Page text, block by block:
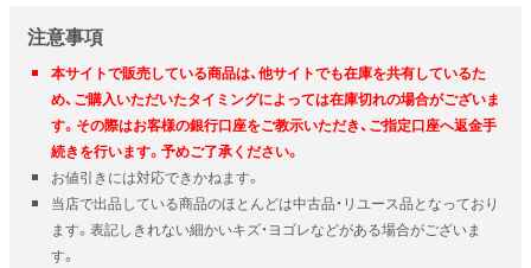
注意事項
本サイトで販売している商品は、他サイトでも在庫を共有しているた
め、ご購入いただいたタイミングによっては在庫切れの場合がございま
す。その際はお客様の銀行口座をご教示いただき、ご指定口座へ返金手
続きを行います。予めご了承ください。
お値引きには対応できかねます。
当店で出品している商品のほとんどは中古品・リユース品となっており
ます。表記しきれない細かいキズ・ヨゴレなどがある場合がございま
す。